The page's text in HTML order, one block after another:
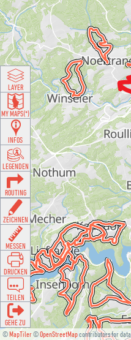
©MapTiler©OpenStreetMapcontributors for
LAYER
MY MAPS(*)
INFOS
LEGENDEN
ROUTING
ZEICHNEN
MESSEN
DRUCKEN
TEILEN
GEHE ZU